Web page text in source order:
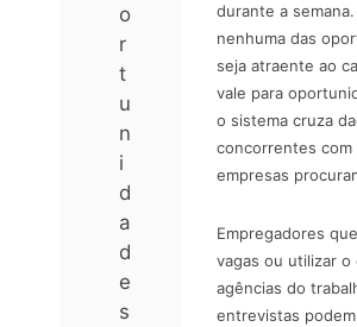
o
r
t
u
n
i
d
a
d
e
s
durante a
nenhuma das
seja atraente ao
vale para
o sistema cruza
concorrentes com
empresas
Empregadores
vagas ou utilizar o
agências do
entrevistas